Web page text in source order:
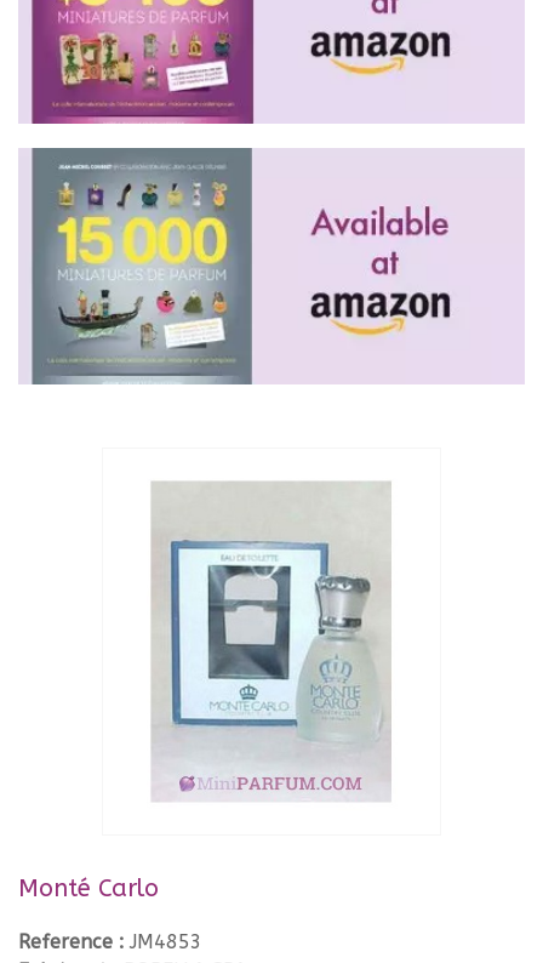
Monté Carlo
Reference : JM4853